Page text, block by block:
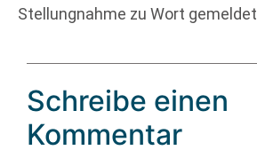
Stellungnahme zu Wort gemeldet
Schreibe einen
Kommentar